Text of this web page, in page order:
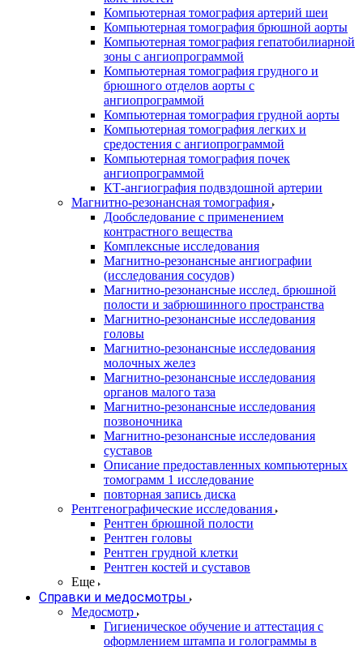
Компьютерная томография артерий шеи
Компьютерная томография брюшной аорты
Компьютерная томография гепатобилиарной
зоны с ангиопрограммой
Компьютерная томография грудного и
брюшного отделов аорты с
ангиопрограммой
Компьютерная томография грудной аорты
Компьютерная томография легких и
средостения с ангиопрограммой
Компьютерная томография почек
ангиопрограммой
КТ-ангиография подвздошной артерии
Магнитно-резонансная томография
Дообследование с применением
контрастного вещества
Комплексные исследования
Магнитно-резонансные ангиографии
(исследования сосудов)
Магнитно-резонансные исслед. брюшной
полости и забрюшинного пространства
Магнитно-резонансные исследования
головы
Магнитно-резонансные исследования
молочных желез
Магнитно-резонансные исследования
органов малого таза
Магнитно-резонансные исследования
позвоночника
Магнитно-резонансные исследования
суставов
Описание предоставленных компьютерных
томограмм 1 исследование
повторная запись диска
Рентгенографические исследования
Рентген брюшной полости
Рентген головы
Рентген грудной клетки
Рентген костей и суставов
Еще
Справки и медосмотры
Медосмотр
Гигиеническое обучение и аттестация с
оформлением штампа и голограммы в